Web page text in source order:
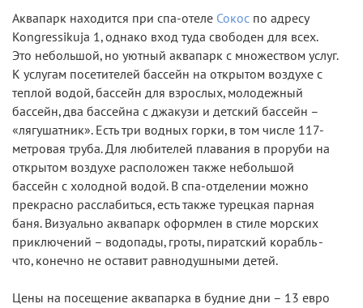
Аквапарк находится при спа-отеле Сокос по адресу
Kongressikuja 1, однако вход туда свободен для всех.
Это небольшой, но уютный аквапарк с множеством услуг.
К услугам посетителей бассейн на открытом воздухе с
теплой водой, бассейн для взрослых, молодежный
бассейн, два бассейна с джакузи и детский бассейн –
«лягушатник». Есть три водных горки, в том числе 117-
метровая труба. Для любителей плавания в проруби на
открытом воздухе расположен также небольшой
бассейн с холодной водой. В спа-отделении можно
прекрасно расслабиться, есть также турецкая парная
баня. Визуально аквапарк оформлен в стиле морских
приключений – водопады, гроты, пиратский корабль -
что, конечно не оставит равнодушными детей.
Цены на посещение аквапарка в будние дни – 13 евро